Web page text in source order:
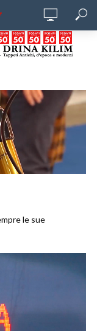
le sue